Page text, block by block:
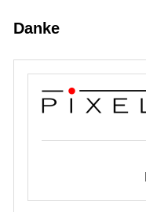
Danke